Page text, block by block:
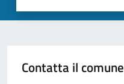
Contatta il comune